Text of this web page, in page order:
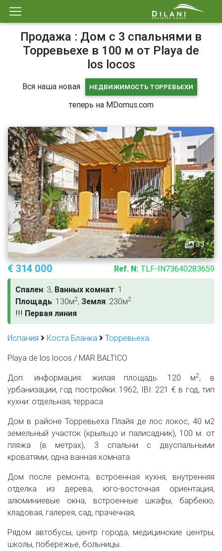
Продажа : Дом с 3 спальнями в
Торревьехе в 100 м от Playa de
los locos
Вся наша новая НЕДВИЖИМОСТЬ ТОРРЕВЬЕХИ
теперь на MDomus.com
33
€ 314 000 Ref. N: TLF-IN73640283659
Спален: 3, Ванных комнат: 1
Площадь: 130м2, Земля: 230м2
!!! Первая линия
Испания Коста Бланка
Торревьеха
Playa de los locos / MAR BALTICO
Доп. информация: жилая площадь: 120 м2, в
урбанизации, год постройки: 1962, IBI: 221 € в год, тип
кухни: отдельная, терраса
Дом в районе Торревьеха Плайя де лос локос, 40 м2
земельный участок (крыльцо и палисадник), 100 м. от
пляжа (в метрах), 3 спальни с двуспальными
кроватями, одна ванная комната.
Дом после ремонта, встроенная кухня, внутренняя
отделка из дерева, юго-восточная ориентация,
алюминиевые окна, встроенные шкафы, барбекю,
кладовая, галерея, сад, прачечная,
Рядом автобусы, центр города, медицинские центры,
школы, побережье, больницы.